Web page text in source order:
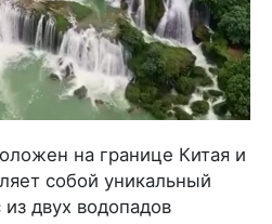
на границе Китая и
собой уникальный
двух водопадов